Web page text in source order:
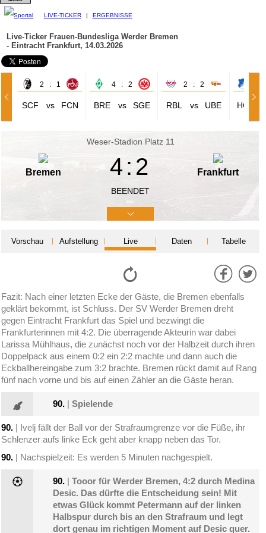
LIVE-TICKER | ERGEBNISSE
Live-Ticker Frauen-Bundesliga Werder Bremen
- Eintracht Frankfurt, 14.03.2026
2 : 1
SCF vs FCN
4 : 2
BRE vs SGE
2 : 2
RBL vs UBE HOF
Weser-Stadion Platz 11
Bremen 4:2
BEENDET
Frankfurt
Vorschau Aufstellung Live Daten Tabelle
Fazit: Nach einer letzten Ecke der Gäste, die Bremen ebenfalls
geklärt bekommt, ist Schluss. Der SV Werder Bremen dreht
gegen Eintracht Frankfurt das Spiel und bezwingt die
Frankfurterinnen mit 4:2. Die überragende Akteurin war dabei
Larissa Mühlhaus, die zunächst noch vor der Halbzeit durch ihren
Doppelpack aus einem 0:2 ein 2:2 machte und dann auch die
Eckballhereingabe zum 3:2 brachte. Bremen rückt damit auf Rang
fünf nach vorne und bis auf einen Zähler an die Gäste heran.
90. |Spielende
90. | Ivelj fällt der Ball vor der Strafraumgrenze vor die Füße, ihr
Schlenzer aufs linke Eck geht aber knapp neben das Tor.
90. | Nachspielzeit: Es werden 5 Minuten nachgespielt.
90. |Tooor für Werder Bremen, 4:2 durch Medina
Desic. Das dürfte die Entscheidung sein! Mit
etwas Glück kommt Petermann auf der linken
Halbspur durch bis an den Strafraum und legt
dort genau im richtigen Moment auf Desic quer.